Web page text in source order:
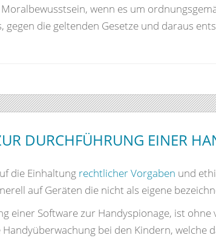
wenn es um
die geltenden Gesetze und daraus
DURCHFÜHRUNG EINER
die Einhaltung rechtlicher Vorgaben und
auf Geräten die nicht als eigene
einer Software zur Handyspionage, ist
bei den Kindern,